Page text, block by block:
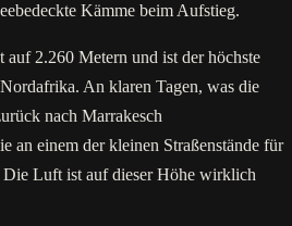
Kämme beim Aufstieg.
auf 2.260 Metern und ist der höchste
An klaren Tagen, was die
nach Marrakesch
an einem der kleinen Straßenstände für
Die Luft ist auf dieser Höhe wirklich